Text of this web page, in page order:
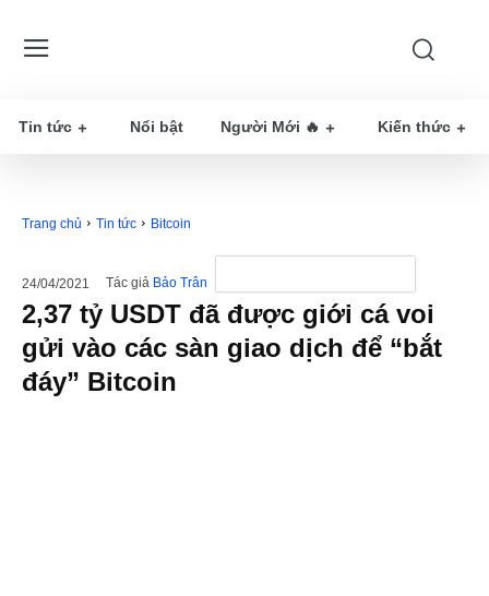
Tin tức Nổi bật Người Mới 🔥 Kiến thức
Trang chủ Tin tức Bitcoin
24/04/2021 Tác giả Bảo Trân
2,37 tỷ USDT đã được giới cá voi
gửi vào các sàn giao dịch để “bắt
đáy” Bitcoin